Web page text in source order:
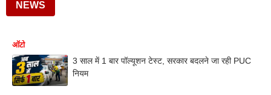
NEWS
ऑटो
3 साल में 1 बार पॉल्यूशन टेस्ट, सरकार बदलने जा रही PUC
नियम